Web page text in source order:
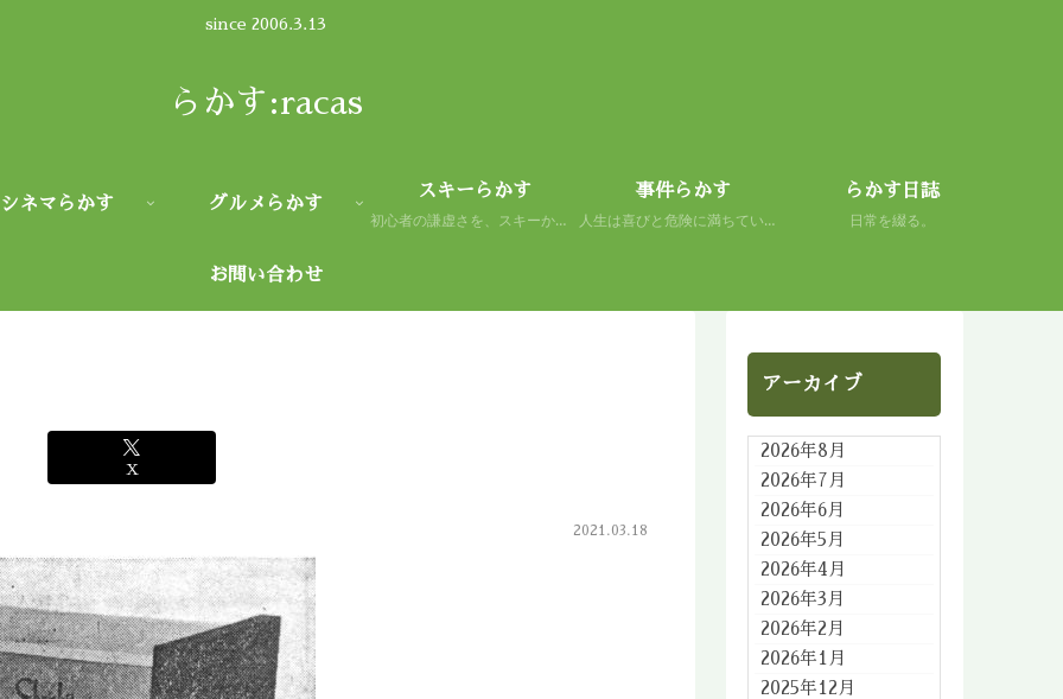
since 2006.3.13
らかす:racas
シネマらかす グルメらかす
スキーらかす
初心者の謙虚さを、スキーから学ぶ。 人生もまた然り。
事件らかす
人生は喜びと危険に満ちている。 だから面白い。
らかす日誌
日常を綴る。
お問い合わせ
X
2021.03.18
アーカイブ
2026年8月
2026年7月
2026年6月
2026年5月
2026年4月
2026年3月
2026年2月
2026年1月
2025年12月